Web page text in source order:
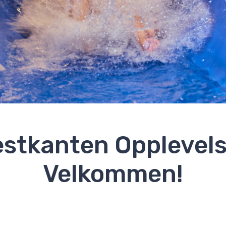
Velkommen!